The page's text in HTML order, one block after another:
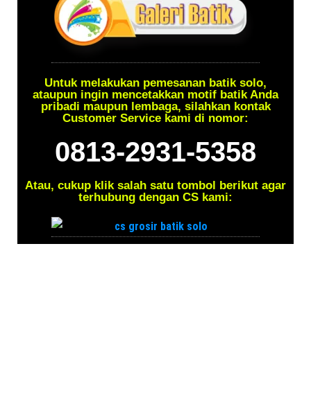
Untuk melakukan pemesanan batik solo,
ataupun ingin mencetakkan motif batik Anda
pribadi maupun lembaga, silahkan kontak
Customer Service kami di nomor:
0813-2931-5358
Atau, cukup klik salah satu tombol berikut agar
terhubung dengan CS kami: